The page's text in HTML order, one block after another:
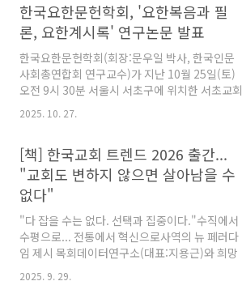
교변증 컨..
자유연구 논문을 발표했다. 주제강연자로 참여한
신원하 박사의 발표 내용을 정리했다. 한국 교회
가 붙잡아야 할 신학적 대전제"통합의 길, 복음
정체성 회복해야" 이라는 제목으로 주제발표를
한 전 고려신학대학원장 신원하 박사는 한국 교
회가 붙잡아야 할 신학적 대전제에 대해 이렇게
결론 내렸다. "교회는 이념공동체가 아닌 머리이
사건이며..
한국요한문헌학회, '요한복음과 필
론, 요한계시록' 연구논문 발표
한국요한문헌학회(회장:문우일 박사, 한국인문
사회총연합회 연구교수)가 지난 10월 25일(토)
오전 9시 30분 서울시 서초구에 위치한 서초교회
(담임:최재성 목사)에서 제19차 정기학술대회를
개최했다. 이번 학술대회는 이라는 주제로 진행
로고스론 연구'라는 제목으로, 문우일 박사가 '왜
요한복음에 축제(ἑορτἠ)가 많이 나올까?'라는
제목으로 요한문헌 연구발표를 했으며, 이필찬
박사(이필찬요한계시록연구소 소장)가 '요한계
시록에서 하늘의 교회론적 기능:쿰란 문헌과 비
교하여'라는 제목으로, 안용성 목사(그루터기교
회 담임)가 '다니엘서 7-12장과 누가복음 21장
조'라는 제목으로 요한계시록 연구논문을 발표했
2025. 10. 27.
[책] 한국교회 트렌드 2026 출간...
"교회도 변하지 않으면 살아남을 수
없다"
"다 잡을 수는 없다. 선택과 집중이다."수직에서
수평으로... 전통에서 혁신으로사역의 뉴 페러다
임 제시 목회데이터연구소(대표:지용근)와 희망
친구 기아대책이 공동으로 기획한 「한국교회 트
렌드 2026」가 출판됐다. 이번 책은 「한국교회
2025. 9. 29.